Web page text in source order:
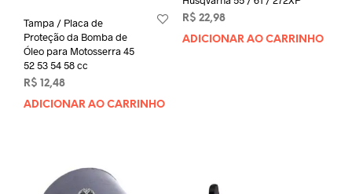
Tampa / Placa de
Proteção da Bomba de
Óleo para Motosserra 45
52 53 54 58 cc
R$ 12,48
ADICIONAR AO CARRINHO
R$ 22,98
ADICIONAR AO CARRINHO